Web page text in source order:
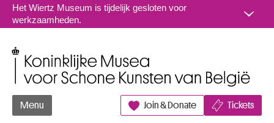
Naar inhoud
Het Wiertz Museum is tijdelijk gesloten voor
werkzaamheden.
Menu Join & Donate Tickets